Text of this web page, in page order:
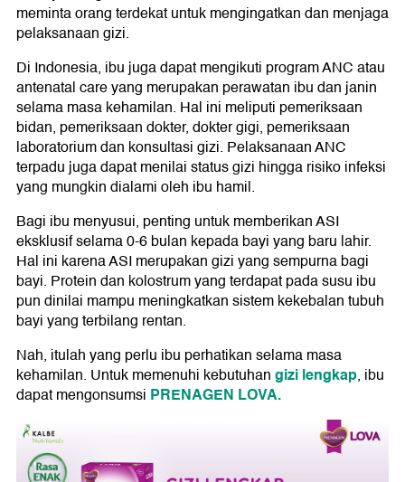
meminta orang terdekat untuk mengingatkan dan menjaga
pelaksanaan gizi.
Di Indonesia, ibu juga dapat mengikuti program ANC atau
antenatal care yang merupakan perawatan ibu dan janin
selama masa kehamilan. Hal ini meliputi pemeriksaan
bidan, pemeriksaan dokter, dokter gigi, pemeriksaan
laboratorium dan konsultasi gizi. Pelaksanaan ANC
terpadu juga dapat menilai status gizi hingga risiko infeksi
yang mungkin dialami oleh ibu hamil.
Bagi ibu menyusui, penting untuk memberikan ASI
eksklusif selama 0-6 bulan kepada bayi yang baru lahir.
Hal ini karena ASI merupakan gizi yang sempurna bagi
bayi. Protein dan kolostrum yang terdapat pada susu ibu
pun dinilai mampu meningkatkan sistem kekebalan tubuh
bayi yang terbilang rentan.
Nah, itulah yang perlu ibu perhatikan selama masa
kehamilan. Untuk memenuhi kebutuhangizi lengkap, ibu
dapat mengonsumsi PRENAGEN LOVA.